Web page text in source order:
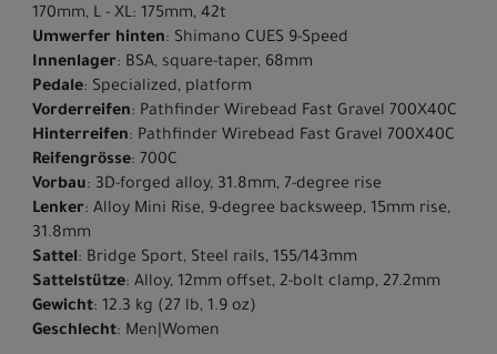
170mm, L - XL: 175mm, 42t
Umwerfer hinten: Shimano CUES 9-Speed
Innenlager: BSA, square-taper, 68mm
Pedale: Specialized, platform
Vorderreifen: Pathfinder Wirebead Fast Gravel 700X40C
Hinterreifen: Pathfinder Wirebead Fast Gravel 700X40C
Reifengrösse: 700C
Vorbau: 3D-forged alloy, 31.8mm, 7-degree rise
Lenker: Alloy Mini Rise, 9-degree backsweep, 15mm rise,
31.8mm
Sattel: Bridge Sport, Steel rails, 155/143mm
Sattelstütze: Alloy, 12mm offset, 2-bolt clamp, 27.2mm
Gewicht: 12.3 kg (27 lb, 1.9 oz)
Geschlecht: Men|Women